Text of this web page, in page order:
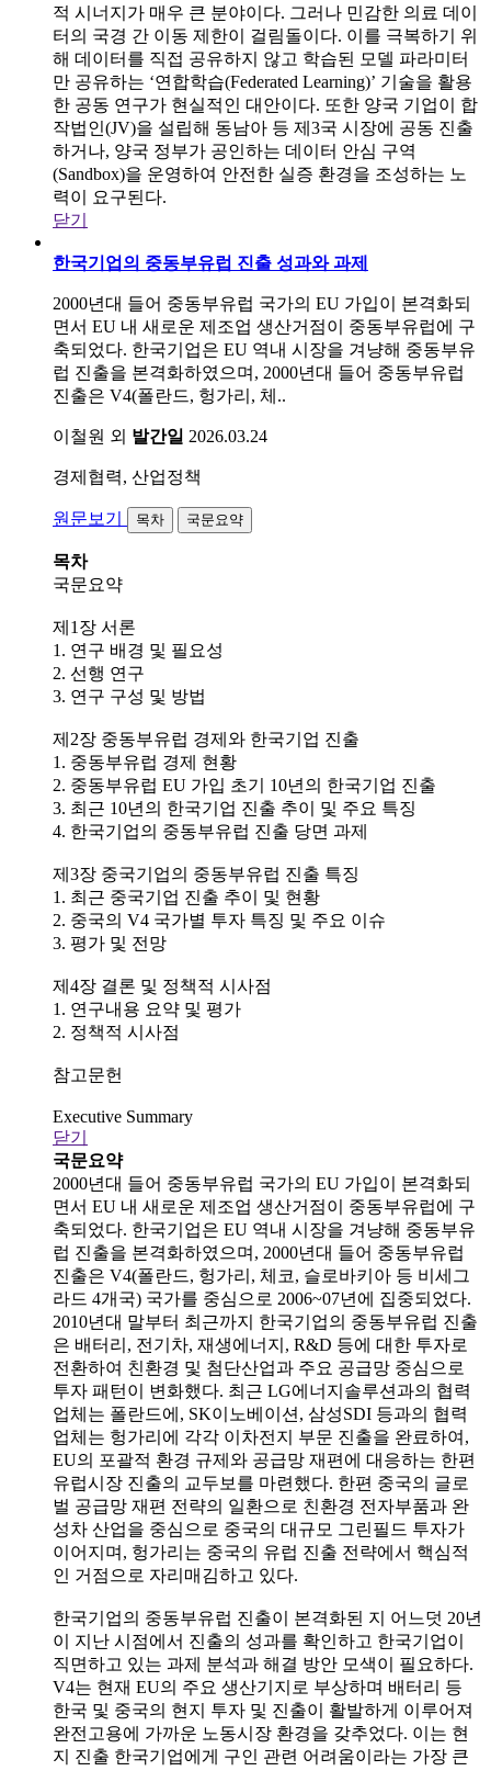
적 시너지가 매우 큰 분야이다. 그러나 민감한 의료 데이
터의 국경 간 이동 제한이 걸림돌이다. 이를 극복하기 위
해 데이터를 직접 공유하지 않고 학습된 모델 파라미터
만 공유하는 ‘연합학습(Federated Learning)’ 기술을 활용
한 공동 연구가 현실적인 대안이다. 또한 양국 기업이 합
작법인(JV)을 설립해 동남아 등 제3국 시장에 공동 진출
하거나, 양국 정부가 공인하는 데이터 안심 구역
(Sandbox)을 운영하여 안전한 실증 환경을 조성하는 노
력이 요구된다.
닫기
한국기업의 중동부유럽 진출 성과와 과제
2000년대 들어 중동부유럽 국가의 EU 가입이 본격화되
면서 EU 내 새로운 제조업 생산거점이 중동부유럽에 구
축되었다. 한국기업은 EU 역내 시장을 겨냥해 중동부유
럽 진출을 본격화하였으며, 2000년대 들어 중동부유럽
진출은 V4(폴란드, 헝가리, 체..
이철원 외 발간일 2026.03.24
경제협력, 산업정책
원문보기 목차 국문요약
목차
국문요약
제1장 서론
1. 연구 배경 및 필요성
2. 선행 연구
3. 연구 구성 및 방법
제2장 중동부유럽 경제와 한국기업 진출
1. 중동부유럽 경제 현황
2. 중동부유럽 EU 가입 초기 10년의 한국기업 진출
3. 최근 10년의 한국기업 진출 추이 및 주요 특징
4. 한국기업의 중동부유럽 진출 당면 과제
제3장 중국기업의 중동부유럽 진출 특징
1. 최근 중국기업 진출 추이 및 현황
2. 중국의 V4 국가별 투자 특징 및 주요 이슈
3. 평가 및 전망
제4장 결론 및 정책적 시사점
1. 연구내용 요약 및 평가
2. 정책적 시사점
참고문헌
Executive Summary
닫기
국문요약
2000년대 들어 중동부유럽 국가의 EU 가입이 본격화되
면서 EU 내 새로운 제조업 생산거점이 중동부유럽에 구
축되었다. 한국기업은 EU 역내 시장을 겨냥해 중동부유
럽 진출을 본격화하였으며, 2000년대 들어 중동부유럽
진출은 V4(폴란드, 헝가리, 체코, 슬로바키아 등 비세그
라드 4개국) 국가를 중심으로 2006~07년에 집중되었다.
2010년대 말부터 최근까지 한국기업의 중동부유럽 진출
은 배터리, 전기차, 재생에너지, R&D 등에 대한 투자로
전환하여 친환경 및 첨단산업과 주요 공급망 중심으로
투자 패턴이 변화했다. 최근 LG에너지솔루션과의 협력
업체는 폴란드에, SK이노베이션, 삼성SDI 등과의 협력
업체는 헝가리에 각각 이차전지 부문 진출을 완료하여,
EU의 포괄적 환경 규제와 공급망 재편에 대응하는 한편
유럽시장 진출의 교두보를 마련했다. 한편 중국의 글로
벌 공급망 재편 전략의 일환으로 친환경 전자부품과 완
성차 산업을 중심으로 중국의 대규모 그린필드 투자가
이어지며, 헝가리는 중국의 유럽 진출 전략에서 핵심적
인 거점으로 자리매김하고 있다.
한국기업의 중동부유럽 진출이 본격화된 지 어느덧 20년
이 지난 시점에서 진출의 성과를 확인하고 한국기업이
직면하고 있는 과제 분석과 해결 방안 모색이 필요하다.
V4는 현재 EU의 주요 생산기지로 부상하며 배터리 등
한국 및 중국의 현지 투자 및 진출이 활발하게 이루어져
완전고용에 가까운 노동시장 환경을 갖추었다. 이는 현
지 진출 한국기업에게 구인 관련 어려움이라는 가장 큰